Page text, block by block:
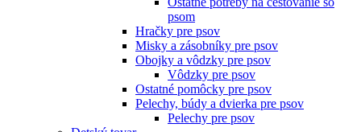
psom
Hračky pre psov
Misky a zásobníky pre psov
Obojky a vôdzky pre psov
Vôdzky pre psov
Ostatné pomôcky pre psov
Pelechy, búdy a dvierka pre psov
Pelechy pre psov